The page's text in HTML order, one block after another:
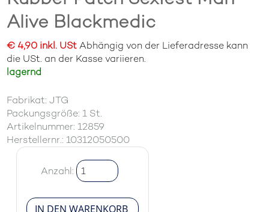
Alive Blackmedic
€ 4,90 inkl. UStAbhängig von der Lieferadresse kann
die USt. an der Kasse variieren.
lagernd
Fabrikat: JTG
Packungsgröße: 1 St.
Artikelnummer: 12859
Herstellernr.: 10312050500
Anzahl: